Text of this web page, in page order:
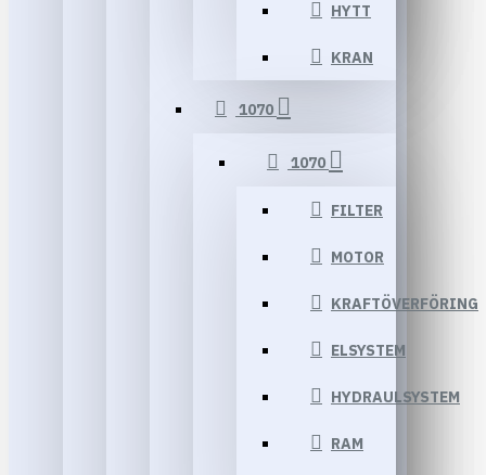
HYTT
KRAN
1070
1070
FILTER
MOTOR
KRAFTÖVERFÖRING
ELSYSTEM
HYDRAULSYSTEM
RAM